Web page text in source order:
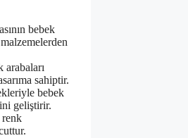
bebek
arabaları
sahiptir.
bebek
geliştirir.